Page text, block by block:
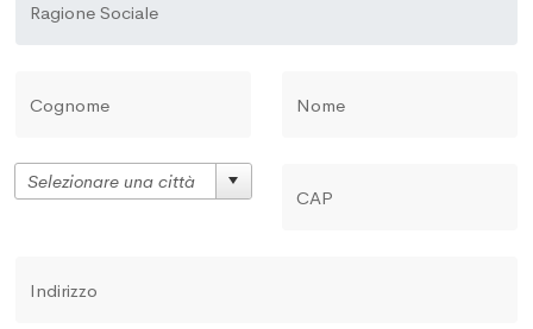
Ragione Sociale
Cognome Nome
CAP
Indirizzo